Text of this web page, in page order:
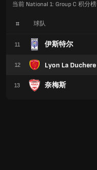
当前 National 1: Group C 积分榜
# 球队
11 伊斯特尔
12 Lyon La Duchere
13 奈梅斯